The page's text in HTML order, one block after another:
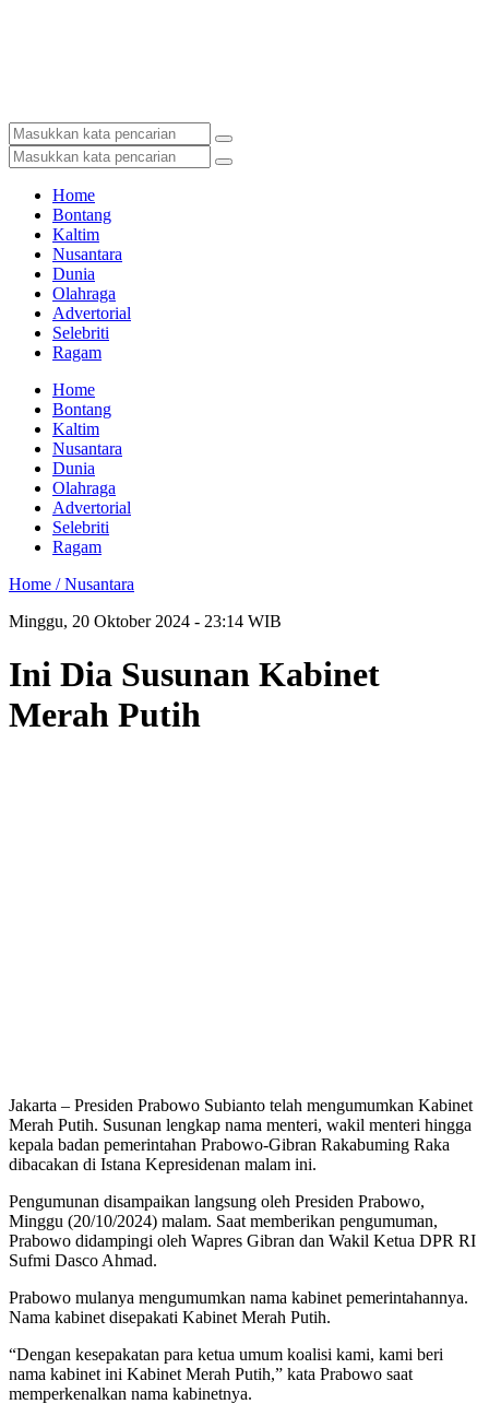
Home
Bontang
Kaltim
Nusantara
Dunia
Olahraga
Advertorial
Selebriti
Ragam
Home
Bontang
Kaltim
Nusantara
Dunia
Olahraga
Advertorial
Selebriti
Ragam
Home /Nusantara
Minggu, 20 Oktober 2024 - 23:14 WIB
Ini Dia Susunan Kabinet
Merah Putih
Jakarta – Presiden Prabowo Subianto telah mengumumkan Kabinet
Merah Putih. Susunan lengkap nama menteri, wakil menteri hingga
kepala badan pemerintahan Prabowo-Gibran Rakabuming Raka
dibacakan di Istana Kepresidenan malam ini.
Pengumunan disampaikan langsung oleh Presiden Prabowo,
Minggu (20/10/2024) malam. Saat memberikan pengumuman,
Prabowo didampingi oleh Wapres Gibran dan Wakil Ketua DPR RI
Sufmi Dasco Ahmad.
Prabowo mulanya mengumumkan nama kabinet pemerintahannya.
Nama kabinet disepakati Kabinet Merah Putih.
“Dengan kesepakatan para ketua umum koalisi kami, kami beri
nama kabinet ini Kabinet Merah Putih,” kata Prabowo saat
memperkenalkan nama kabinetnya.